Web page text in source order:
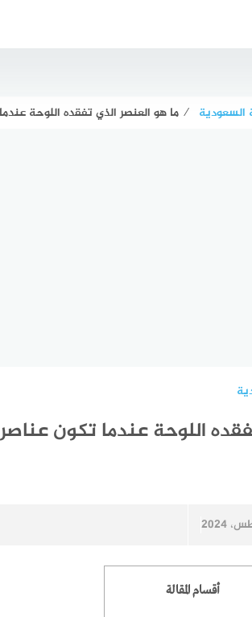
السعودية ⁄ ما هو العنصر الذي تفقده اللوحة
اللوحة عندما تكون
أقسام المقالة